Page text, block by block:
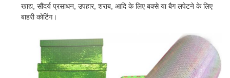
खाद्य, सौंदर्य प्रसाधन, उपहार, शराब, आदि के लिए बक्से या बैग लपेटने के लिए
बाहरी कोटिंग।